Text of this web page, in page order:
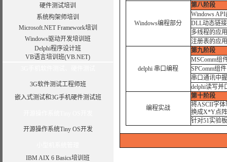
硬件测试培训
系统构架师培训
Microsoft.NET Framework培训
Windows驱动开发培训班
Delphi程序设计班
VB语言培训班(VB.NET)
3G软件测试工程师班
嵌入式测试和3G手机硬件测试班
开源操作系统Tiny OS开发
IBM AIX 6 Basics培训班
Windows编程部分
第八阶段
Windows
DLL动态链
多线程的应用
注册表的应用
delphi 串口编程
第九阶段
MSComm组
SPComm组
串口通讯中
delphi读写并
编程实战
第十阶段
将ASCII字体
换成X*Y点
针对51实验